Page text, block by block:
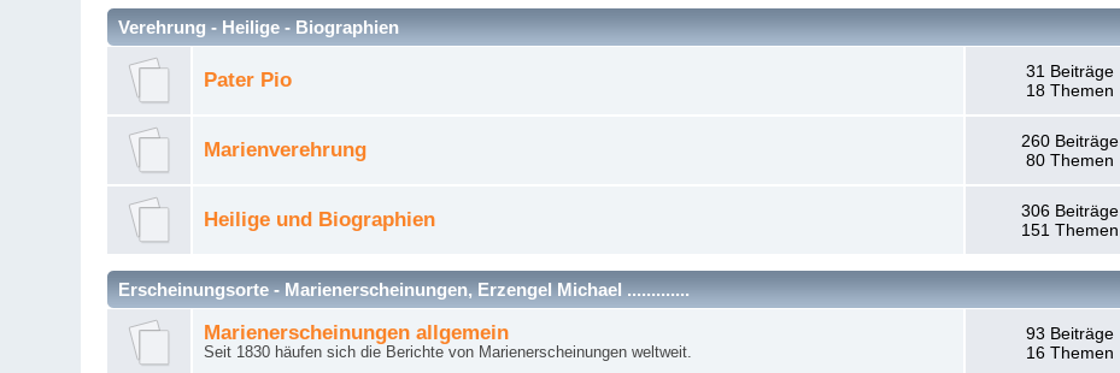
Verehrung - Heilige - Biographien
Pater Pio
31 Beiträge
18 Themen
Marienverehrung
260 Beiträge
80 Themen
Heilige und Biographien
306 Beiträge
151 Themen
Erscheinungsorte - Marienerscheinungen, Erzengel Michael .............
Marienerscheinungen allgemein
Seit 1830 häufen sich die Berichte von Marienerscheinungen weltweit.
93 Beiträge
16 Themen